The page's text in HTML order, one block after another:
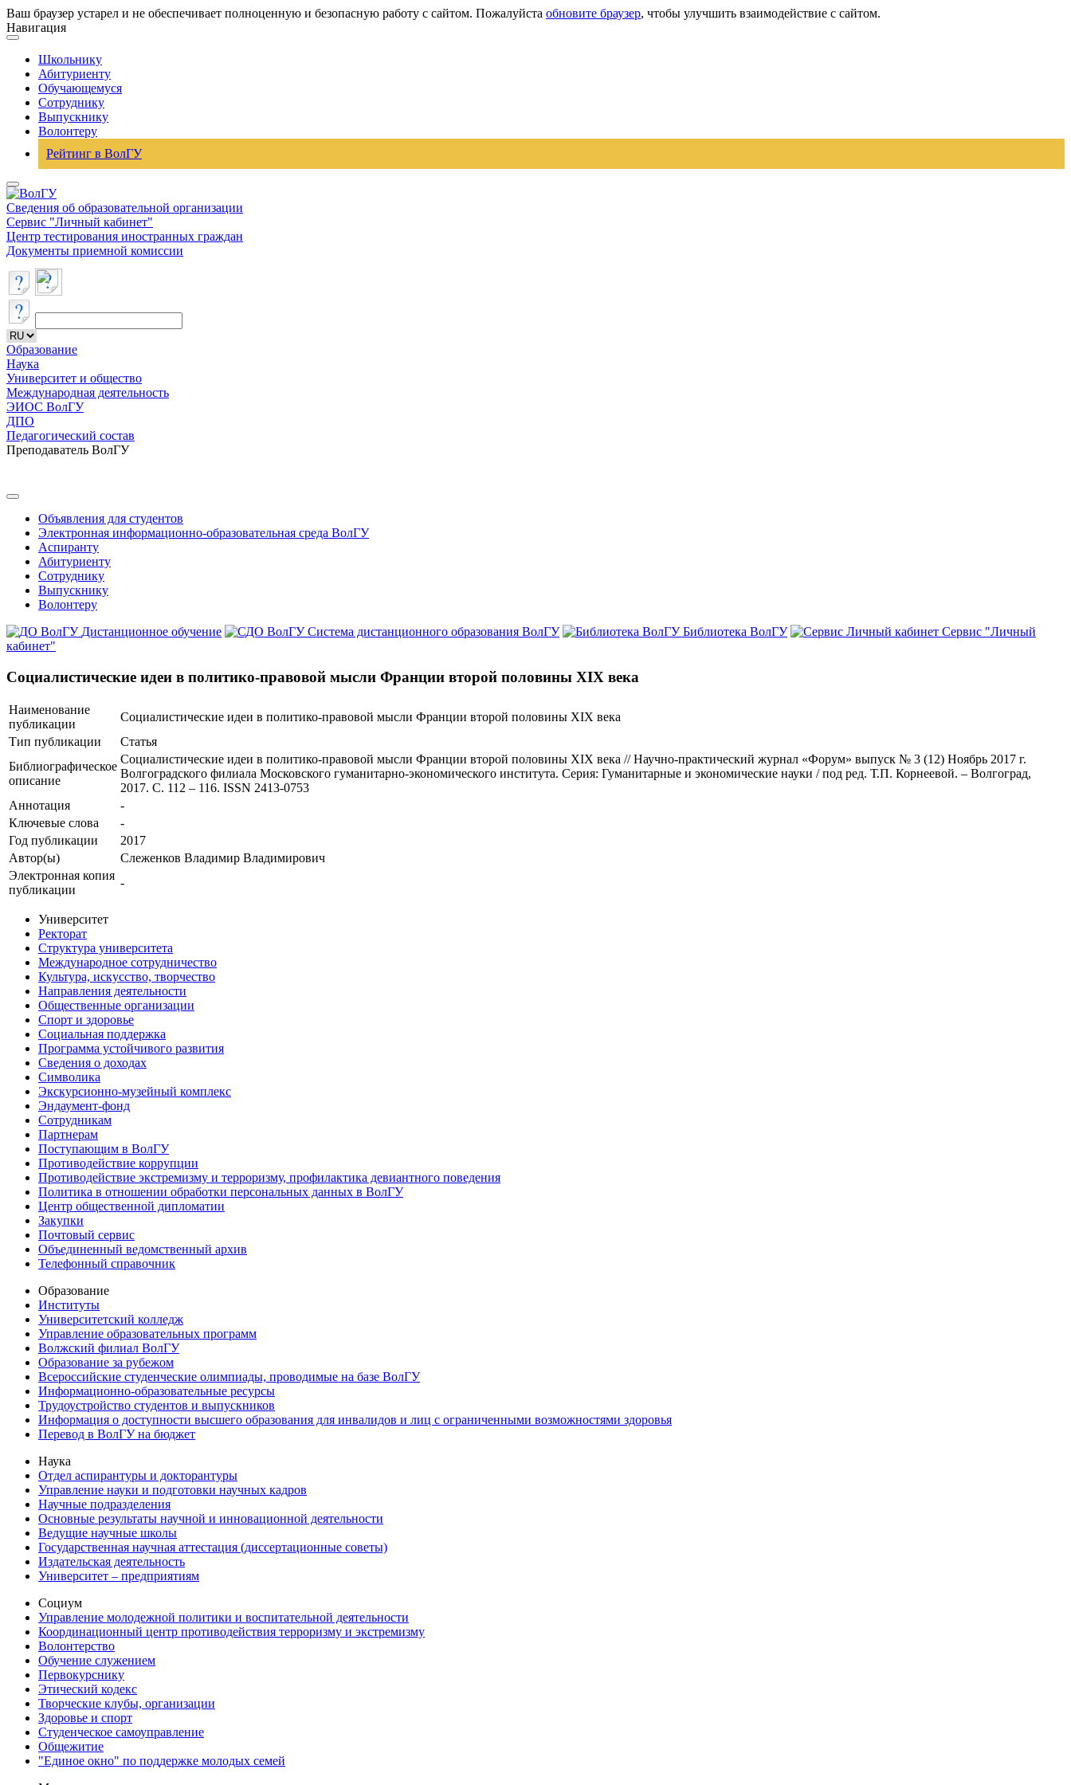
Ваш браузер устарел и не обеспечивает полноценную и безопасную работу с сайтом. Пожалуйста обновите браузер, чтобы улучшить взаимодействие с сайтом.
Навигация
Школьнику
Абитуриенту
Обучающемуся
Сотруднику
Выпускнику
Волонтеру
Рейтинг в ВолГУ
Сведения об образовательной организации
Сервис "Личный кабинет"
Центр тестирования иностранных граждан
Документы приемной комиссии
Образование
Наука
Университет и общество
Международная деятельность
ЭИОС ВолГУ
ДПО
Педагогический состав
Преподаватель ВолГУ
Объявления для студентов
Электронная информационно-образовательная среда ВолГУ
Аспиранту
Абитуриенту
Сотруднику
Выпускнику
Волонтеру
Дистанционное обучение
Система дистанционного образования ВолГУ Библиотека ВолГУ
Сервис "Личный
кабинет"
Социалистические идеи в политико-правовой мысли Франции второй половины XIX века
Наименование
публикации
Социалистические идеи в политико-правовой мысли Франции второй половины XIX века
Тип публикации
Статья
Библиографическое
описание
Социалистические идеи в политико-правовой мысли Франции второй половины XIX века // Научно-практический журнал «Форум» выпуск № 3 (12) Ноябрь 2017 г.
Волгоградского филиала Московского гуманитарно-экономического института. Серия: Гуманитарные и экономические науки / под ред. Т.П. Корнеевой. – Волгоград,
2017. С. 112 – 116. ISSN 2413-0753
Аннотация
-
Ключевые cлова
-
Год публикации
2017
Автор(ы)
Слеженков Владимир Владимирович
Электронная копия
публикации
-
Университет
Ректорат
Структура университета
Международное сотрудничество
Культура, искусство, творчество
Направления деятельности
Общественные организации
Спорт и здоровье
Социальная поддержка
Программа устойчивого развития
Сведения о доходах
Символика
Экскурсионно-музейный комплекс
Эндаумент-фонд
Сотрудникам
Партнерам
Поступающим в ВолГУ
Противодействие коррупции
Противодействие экстремизму и терроризму, профилактика девиантного поведения
Политика в отношении обработки персональных данных в ВолГУ
Центр общественной дипломатии
Закупки
Почтовый сервис
Объединенный ведомственный архив
Телефонный справочник
Образование
Институты
Университетский колледж
Управление образовательных программ
Волжский филиал ВолГУ
Образование за рубежом
Всероссийские студенческие олимпиады, проводимые на базе ВолГУ
Информационно-образовательные ресурсы
Трудоустройство студентов и выпускников
Информация о доступности высшего образования для инвалидов и лиц с ограниченными возможностями здоровья
Перевод в ВолГУ на бюджет
Наука
Отдел аспирантуры и докторантуры
Управление науки и подготовки научных кадров
Научные подразделения
Основные результаты научной и инновационной деятельности
Ведущие научные школы
Государственная научная аттестация (диссертационные советы)
Издательская деятельность
Университет – предприятиям
Социум
Управление молодежной политики и воспитательной деятельности
Координационный центр противодействия терроризму и экстремизму
Волонтерство
Обучение служением
Первокурснику
Этический кодекс
Творческие клубы, организации
Здоровье и спорт
Студенческое самоуправление
Общежитие
"Единое окно" по поддержке молодых семей